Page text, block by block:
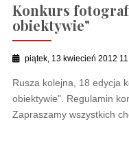
Konkurs
obiektywie"
piątek, 13 kwiecień 2012
Rusza kolejna, 18 edycja
obiektywie". Regulamin
Zapraszamy wszystkich